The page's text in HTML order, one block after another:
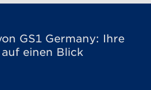
GS1 Germany: Ihre
einen Blick